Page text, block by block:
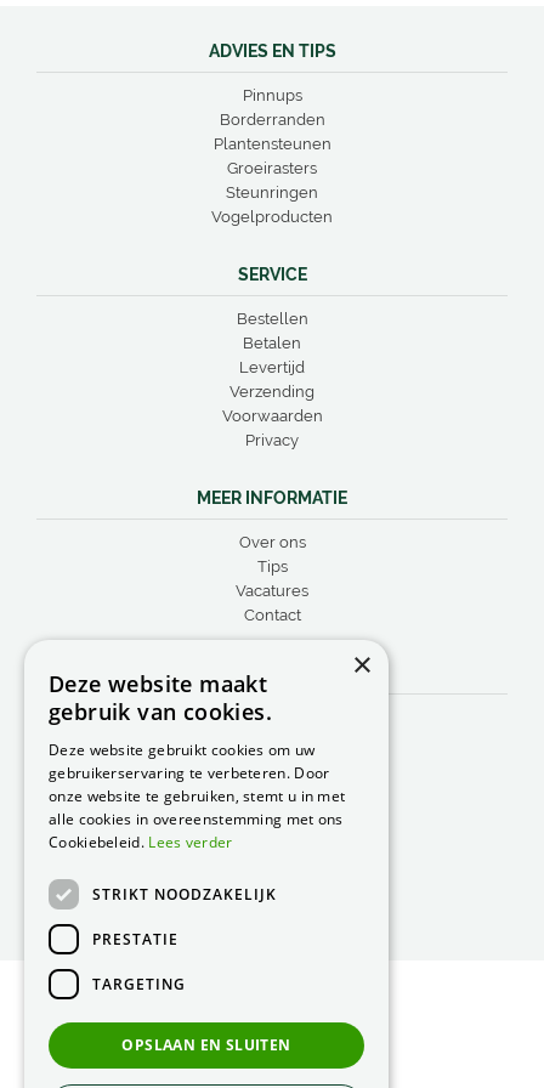
ADVIES EN TIPS
Pinnups
Borderranden
Plantensteunen
Groeirasters
Steunringen
Vogelproducten
SERVICE
Bestellen
Betalen
Levertijd
Verzending
Voorwaarden
Privacy
MEER INFORMATIE
Over ons
Tips
Vacatures
Contact
CONTACT
Peacock Garden Supports
Industrieweg 22
5688 DP Oirschot
Nederland
T.0499 57 40 80
Privacy Statement
Green Solutions
×
Deze website maakt
gebruik van cookies.
Deze website gebruikt cookies om uw
gebruikerservaring te verbeteren. Door
onze website te gebruiken, stemt u in met
alle cookies in overeenstemming met ons
Cookiebeleid. Lees verder
STRIKT NOODZAKELIJK
PRESTATIE
TARGETING
OPSLAAN EN SLUITEN